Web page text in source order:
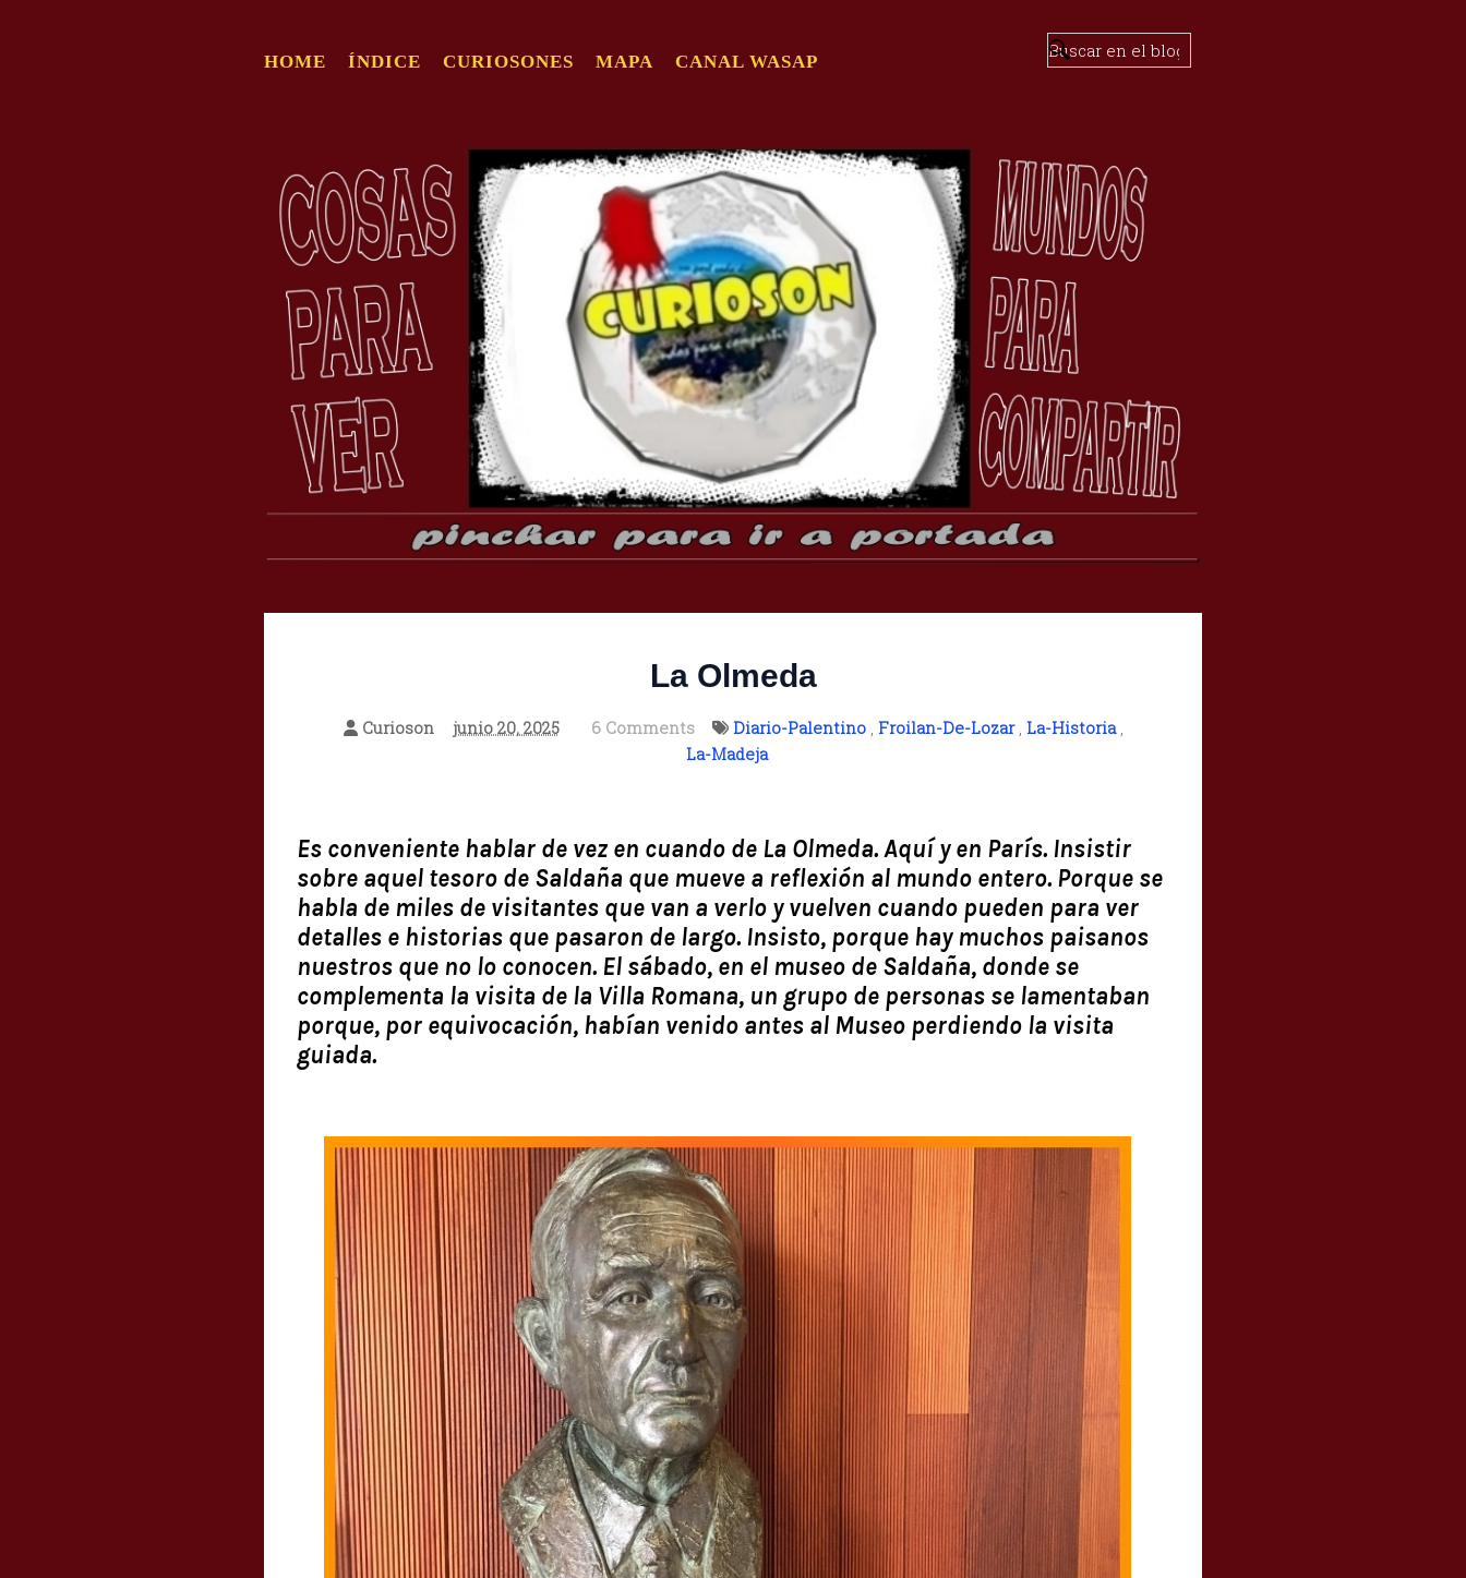
HOME ÍNDICE CURIOSONES MAPA CANAL WASAP
La Olmeda
Curioson junio 20, 2025 6 Comments Diario-Palentino, Froilan-De-Lozar, La-Historia,
La-Madeja
Es conveniente hablar de vez en cuando de La Olmeda. Aquí y en París. Insistir
sobre aquel tesoro de Saldaña que mueve a reflexión al mundo entero. Porque se
habla de miles de visitantes que van a verlo y vuelven cuando pueden para ver
detalles e historias que pasaron de largo. Insisto, porque hay muchos paisanos
nuestros que no lo conocen. El sábado, en el museo de Saldaña, donde se
complementa la visita de la Villa Romana, un grupo de personas se lamentaban
porque, por equivocación, habían venido antes al Museo perdiendo la visita
guiada.